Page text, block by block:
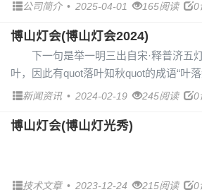
公司简介 • 2025-04-01 165阅读 0
博山灯会(博山灯会2024)
下一句是举一明三出自宋·释普济五
叶，因此有quot落叶知秋quot的成语“叶
新闻资讯 • 2024-02-19 245阅读 0
博山灯会(博山灯光秀)
技术文章 • 2023-12-24 215阅读 0